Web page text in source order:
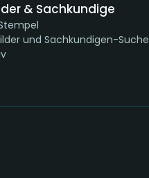
& Sachkundige
und Sachkundigen-Suche